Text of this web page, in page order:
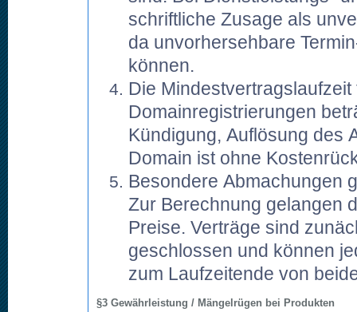
schriftliche Zusage als
da unvorhersehbare
können.
Die
Domainregistrierungen
Kündigung, Auflösung des
Domain ist ohne
Besondere Abmachungen
Zur Berechnung gelangen
Preise. Verträge sind
geschlossen und können
zum Laufzeitende von
§3 Gewährleistung / Mängelrügen bei Produkten